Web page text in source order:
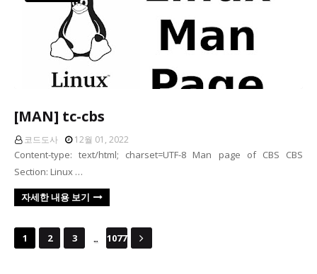
[MAN] tc-cbs
코드도사 12월 01, 2022
Content-type: text/html; charset=UTF-8 Man page of CBS CBS
Section: Linux …
자세한 내용 보기
1 2 3 ... 1077